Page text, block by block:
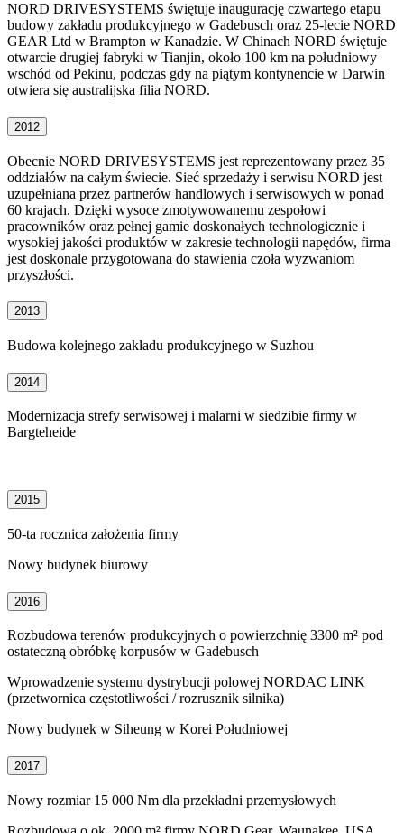
NORD DRIVESYSTEMS świętuje inaugurację czwartego etapu
budowy zakładu produkcyjnego w Gadebusch oraz 25-lecie NORD
GEAR Ltd w Brampton w Kanadzie. W Chinach NORD świętuje
otwarcie drugiej fabryki w Tianjin, około 100 km na południowy
wschód od Pekinu, podczas gdy na piątym kontynencie w Darwin
otwiera się australijska filia NORD.
2012
Obecnie NORD DRIVESYSTEMS jest reprezentowany przez 35
oddziałów na całym świecie. Sieć sprzedaży i serwisu NORD jest
uzupełniana przez partnerów handlowych i serwisowych w ponad
60 krajach. Dzięki wysoce zmotywowanemu zespołowi
pracowników oraz pełnej gamie doskonałych technologicznie i
wysokiej jakości produktów w zakresie technologii napędów, firma
jest doskonale przygotowana do stawienia czoła wyzwaniom
przyszłości.
2013
Budowa kolejnego zakładu produkcyjnego w Suzhou
2014
Modernizacja strefy serwisowej i malarni w siedzibie firmy w
Bargteheide
2015
50-ta rocznica założenia firmy
Nowy budynek biurowy
2016
Rozbudowa terenów produkcyjnych o powierzchnię 3300 m² pod
ostateczną obróbkę korpusów w Gadebusch
Wprowadzenie systemu dystrybucji polowej NORDAC LINK
(przetwornica częstotliwości / rozrusznik silnika)
Nowy budynek w Siheung w Korei Południowej
2017
Nowy rozmiar 15 000 Nm dla przekładni przemysłowych